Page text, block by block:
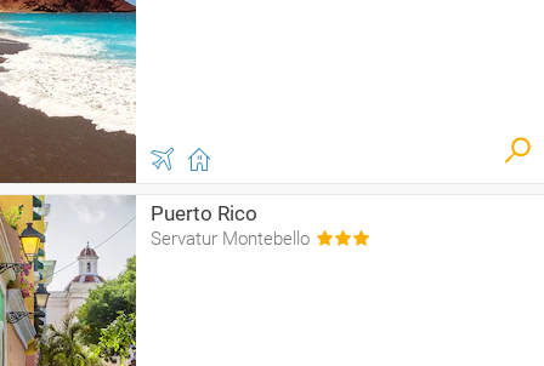
Puerto Rico
Servatur Montebello